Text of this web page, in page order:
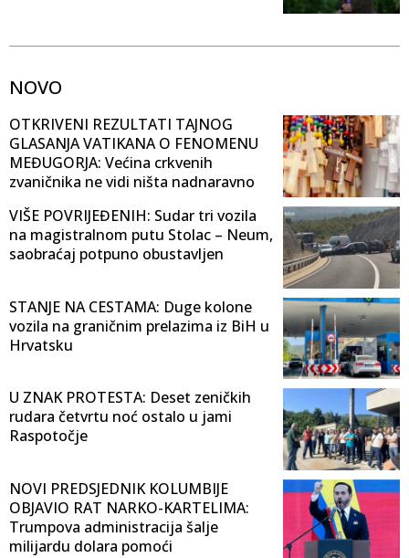
NOVO
OTKRIVENI REZULTATI TAJNOG
GLASANJA VATIKANA O FENOMENU
MEĐUGORJA: Većina crkvenih
zvaničnika ne vidi ništa nadnaravno
VIŠE POVRIJEĐENIH: Sudar tri vozila
na magistralnom putu Stolac – Neum,
saobraćaj potpuno obustavljen
STANJE NA CESTAMA: Duge kolone
vozila na graničnim prelazima iz BiH u
Hrvatsku
U ZNAK PROTESTA: Deset zeničkih
rudara četvrtu noć ostalo u jami
Raspotočje
NOVI PREDSJEDNIK KOLUMBIJE
OBJAVIO RAT NARKO-KARTELIMA:
Trumpova administracija šalje
milijardu dolara pomoći